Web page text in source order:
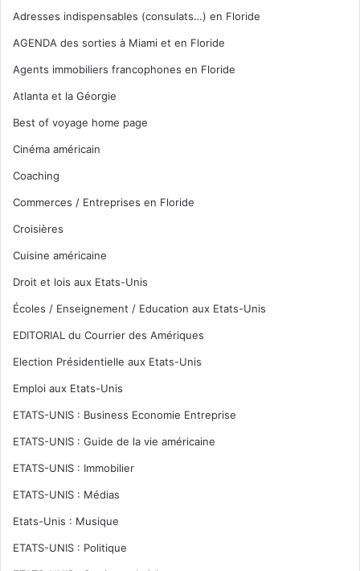
Adresses indispensables (consulats…) en Floride
AGENDA des sorties à Miami et en Floride
Agents immobiliers francophones en Floride
Atlanta et la Géorgie
Best of voyage home page
Cinéma américain
Coaching
Commerces / Entreprises en Floride
Croisières
Cuisine américaine
Droit et lois aux Etats-Unis
Écoles / Enseignement / Education aux Etats-Unis
EDITORIAL du Courrier des Amériques
Election Présidentielle aux Etats-Unis
Emploi aux Etats-Unis
ETATS-UNIS : Business Economie Entreprise
ETATS-UNIS : Guide de la vie américaine
ETATS-UNIS : Immobilier
ETATS-UNIS : Médias
Etats-Unis : Musique
ETATS-UNIS : Politique